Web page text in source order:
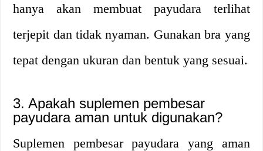
hanya akan membuat payudara terlihat
terjepit dan tidak nyaman. Gunakan bra yang
tepat dengan ukuran dan bentuk yang sesuai.
3. Apakah suplemen pembesar
payudara aman untuk digunakan?
Suplemen pembesar payudara yang aman